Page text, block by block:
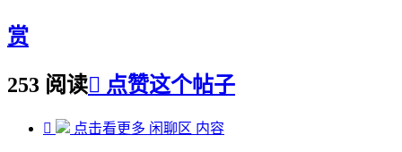
赏
253 阅读 点赞这个帖子
 点击看更多 闲聊区 内容